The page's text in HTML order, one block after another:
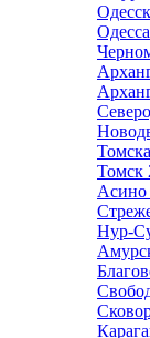
Одесса
Томск
Асино
Нур-